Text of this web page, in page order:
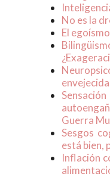
No es la
El
envejecida
Guerra
Sesgos
está bien,
Inflación